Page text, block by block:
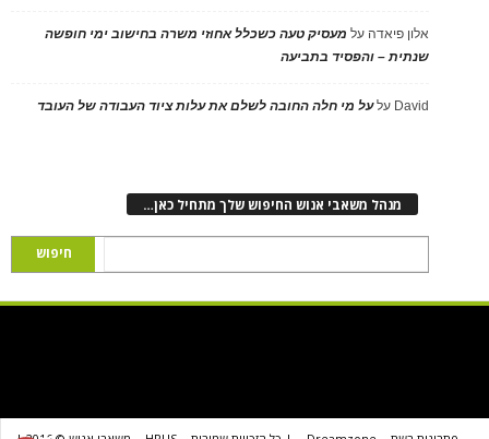
אלון פיאדה על מעסיק טעה כשכלל אחוזי משרה בחישוב ימי חופשה
שנתית – והפסיד בתביעה
David עלעל מי חלה החובה לשלם את עלות ציוד העבודה של העובד
מנהל משאבי אנוש החיפוש שלך מתחיל כאן…